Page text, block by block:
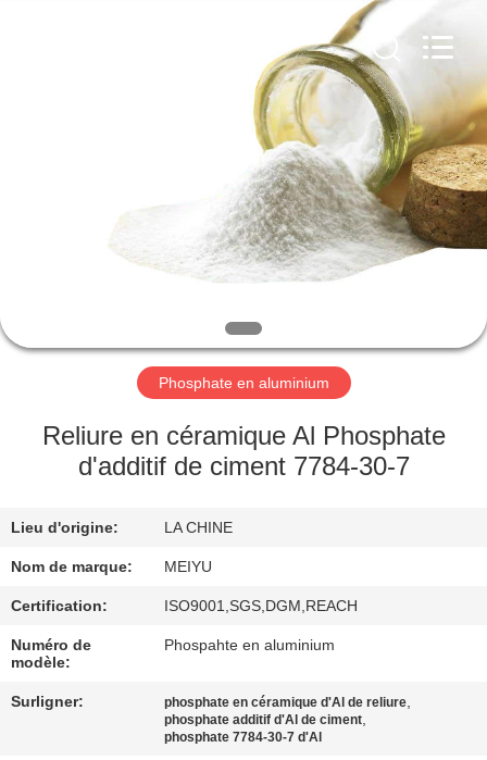
PRODUITS
VIDÉOS
PROPOS
VISITE
DE
L'USINE
CONTRÔLE
Phosphate en aluminium
Reliure en céramique Al Phosphate
d'additif de ciment 7784-30-7
Lieu d'origine: LA CHINE
Nom de marque: MEIYU
Certification: ISO9001,SGS,DGM,REACH
Numéro de
modèle:
Phospahte en aluminium
Surligner: phosphate en céramique d'Al de reliure,
phosphate additif d'Al de ciment,
phosphate 7784-30-7 d'Al